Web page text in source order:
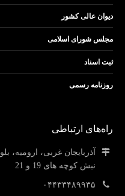
دیوان عالی کشور
مجلس شورای اسلامی
ثبت اسناد
روزنامه رسمی
راه‌های ارتباطی
آذربایجان غربی، ارومیه،
نبش کوچه های 19 و 21
۰۴۴۳۳۴۸۹۹۳۵